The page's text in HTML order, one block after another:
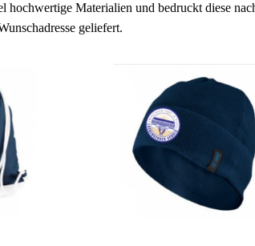
hochwertige Materialien und bedruckt diese
geliefert.